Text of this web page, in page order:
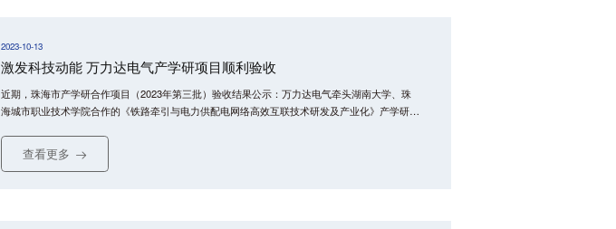
2023-10-13
激发科技动能 万力达电气产学研项目顺利验收
近期，珠海市产学研合作项目（2023年第三批）验收结果公示：万力达电气牵头湖南大学、珠
海城市职业技术学院合作的《铁路牵引与电力供配电网络高效互联技术研发及产业化》产学研项
所作贡献的高度认可。
查看更多